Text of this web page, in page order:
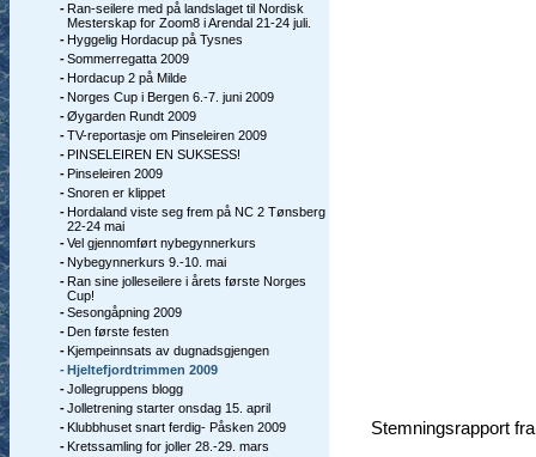
-Ran-seilere med på landslaget til Nordisk
Mesterskap for Zoom8 i Arendal 21-24 juli.
-Hyggelig Hordacup på Tysnes
-Sommerregatta 2009
-Hordacup 2 på Milde
-Norges Cup i Bergen 6.-7. juni 2009
-Øygarden Rundt 2009
-TV-reportasje om Pinseleiren 2009
-PINSELEIREN EN SUKSESS!
-Pinseleiren 2009
-Snoren er klippet
-Hordaland viste seg frem på NC 2 Tønsberg
22-24 mai
-Vel gjennomført nybegynnerkurs
-Nybegynnerkurs 9.-10. mai
-Ran sine jolleseilere i årets første Norges
Cup!
-Sesongåpning 2009
-Den første festen
-Kjempeinnsats av dugnadsgjengen
-Hjeltefjordtrimmen 2009
-Jollegruppens blogg
-Jolletrening starter onsdag 15. april
-Klubbhuset snart ferdig- Påsken 2009
-Kretssamling for joller 28.-29. mars
Stemningsrapport